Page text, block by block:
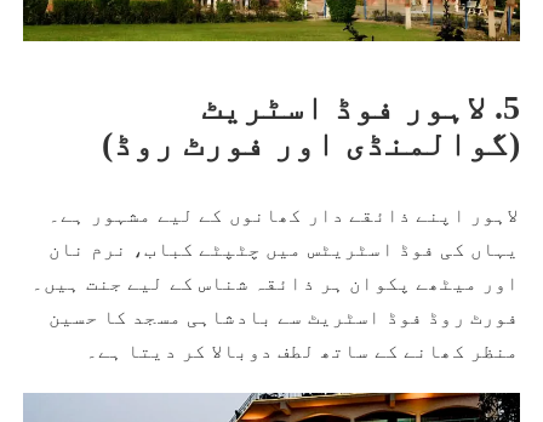
5. لاہور فوڈ اسٹریٹ
(گوالمنڈی اور فورٹ روڈ)
لاہور اپنے ذائقے دار کھانوں کے لیے مشہور ہے۔
یہاں کی فوڈ اسٹریٹس میں چٹپٹے کباب، نرم نان
اور میٹھے پکوان ہر ذائقہ شناس کے لیے جنت ہیں۔
فورٹ روڈ فوڈ اسٹریٹ سے بادشاہی مسجد کا حسین
منظر کھانے کے ساتھ لطف دوبالا کر دیتا ہے۔